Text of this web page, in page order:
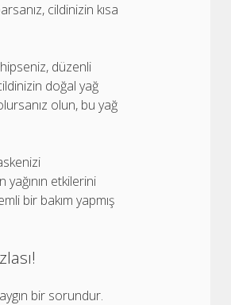
cildinizin kısa
düzenli
doğal yağ
olun, bu yağ
etkilerini
bir bakım yapmış
bir sorundur.